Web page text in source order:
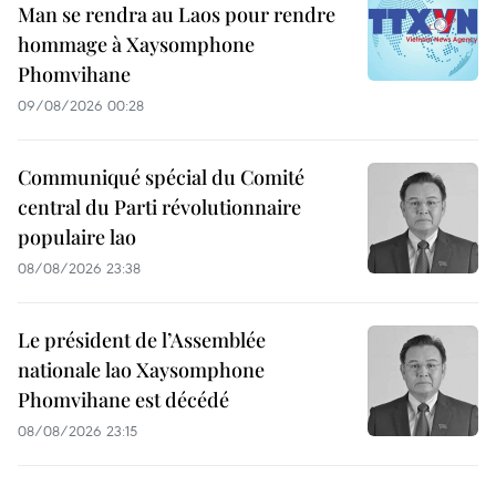
Man se rendra au Laos pour rendre
hommage à Xaysomphone
Phomvihane
09/08/2026 00:28
Communiqué spécial du Comité
central du Parti révolutionnaire
populaire lao
08/08/2026 23:38
Le président de l’Assemblée
nationale lao Xaysomphone
Phomvihane est décédé
08/08/2026 23:15